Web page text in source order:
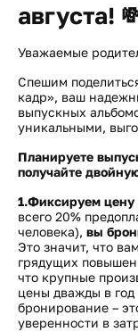
августа!
Уважаемые
Спешим
кадр», ваш
выпускных
уникальными,
Планируете
получайте
1.Фиксируем
всего 20%
человека), вы
Это значит, что
грядущих
что крупные
цены дважды в
бронирование –
уверенности в